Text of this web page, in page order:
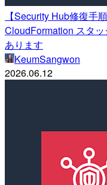
【Security Hub修復手
CloudFormation スタ
あります
KeumSangwon
2026.06.12